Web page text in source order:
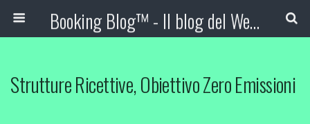
Booking Blog™ - Il blog del Web Marketing Turistico
Strutture Ricettive, Obiettivo Zero Emissioni